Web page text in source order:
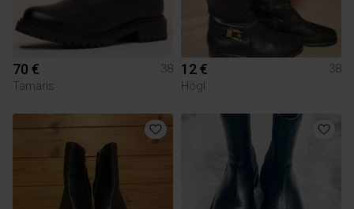
70 €
38
Tamaris
12 €
38
Högl